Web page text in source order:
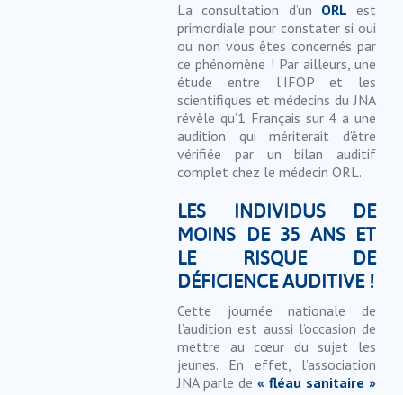
La consultation d’un ORL est
primordiale pour constater si oui
ou non vous êtes concernés par
ce phénomène ! Par ailleurs, une
étude entre l’IFOP et les
scientifiques et médecins du JNA
révèle qu’1 Français sur 4 a une
audition qui mériterait d’être
vérifiée par un bilan auditif
complet chez le médecin ORL.
LES INDIVIDUS DE
MOINS DE 35 ANS ET
LE RISQUE DE
DÉFICIENCE AUDITIVE !
Cette journée nationale de
l’audition est aussi l’occasion de
mettre au cœur du sujet les
jeunes. En effet, l’association
JNA parle de« fléau sanitaire »